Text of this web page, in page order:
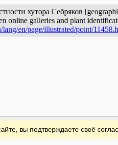
хутора Себряков
online galleries and plant
en/page/illustrated/point/
вы подтверждаете своё